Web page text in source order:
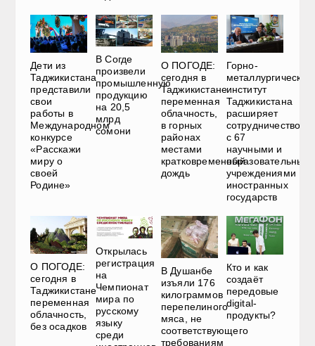
Дети из
Таджикистана
представили
свои
работы в
Международном
конкурсе
«Расскажи
миру о
своей
Родине»
В Согде
произвели
промышленную
продукцию
на 20,5
млрд
сомони
О ПОГОДЕ:
сегодня в
Таджикистане
переменная
облачность,
в горных
районах
местами
кратковременный
дождь
Горно-
металлургический
институт
Таджикистана
расширяет
сотрудничество
с 67
научными и
учреждениями
иностранных
государств
О ПОГОДЕ:
сегодня в
Таджикистане
переменная
облачность,
без осадков
Открылась
регистрация
на
Чемпионат
мира по
русскому
языку
среди
В Душанбе
изъяли 176
килограммов
перепелиного
мяса, не
соответствующего
требованиям
Кто и как
создаёт
передовые
digital-
продукты?